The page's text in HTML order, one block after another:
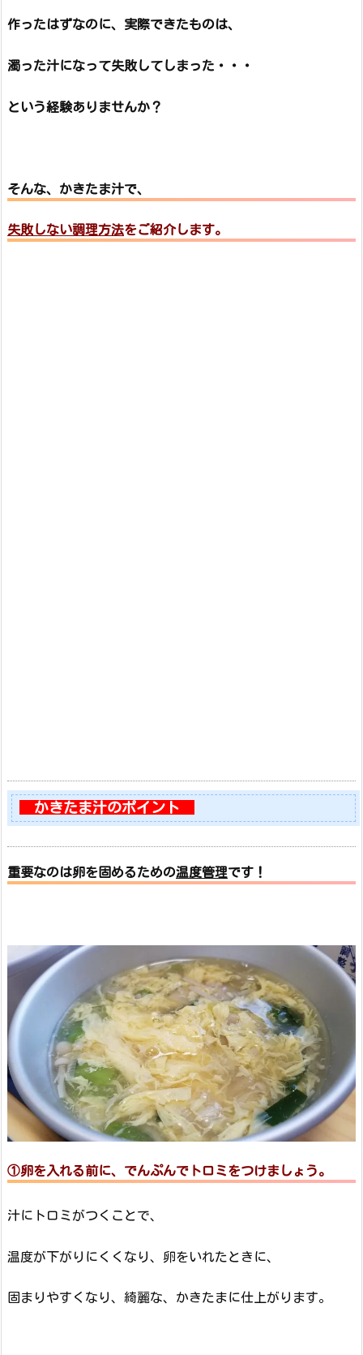
作ったはずなのに、実際できたものは、
濁った汁になって失敗してしまった・・・
という経験ありませんか？
そんな、かきたま汁で、
失敗しない調理方法をご紹介します。
かきたま汁のポイント
重要なのは卵を固めるための温度管理です！
①卵を入れる前に、 でんぷんでトロミをつけましょう。
汁にトロミがつくことで、
温度が下がりにくくなり、卵をいれたときに、
固まりやすくなり、綺麗な、かきたまに仕上がります。